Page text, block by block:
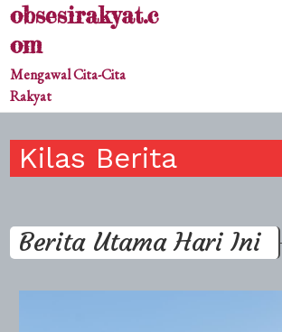
Skipobsesirakyat.c
om
Mengawal Cita-Cita
Rakyat
Kilas Berita
Berita Utama Hari Ini